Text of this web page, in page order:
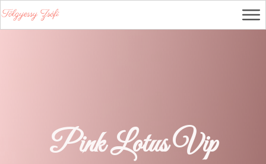
Pink Lotus Vip